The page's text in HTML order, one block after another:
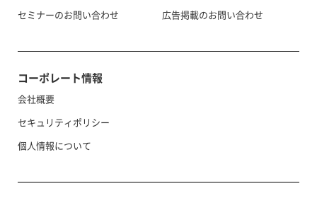
セミナーのお問い合わせ
広告掲載のお問い合わせ
コーポレート情報
会社概要
セキュリティポリシー
個人情報について